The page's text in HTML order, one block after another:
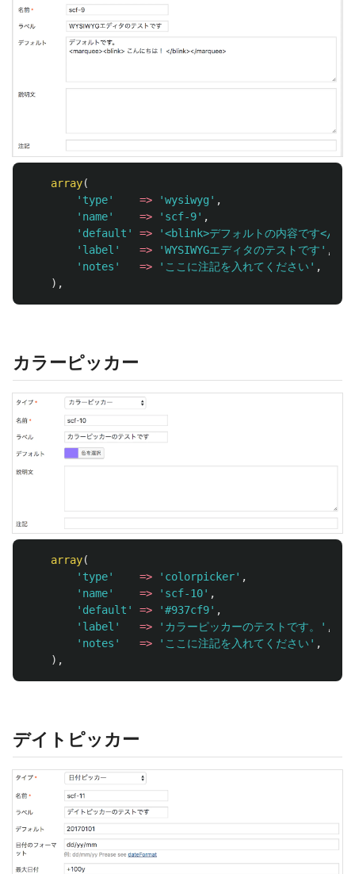
array(
'type'
=> 'wysiwyg' ,
'name'
=> 'scf-9' ,
'default'
=>
'<blink>デフォルトの内容です</
'label'
=> 'WYSIWYGエディタのテストです' ,
'notes'
=> 'ここに注記を入れてください' ,
),
カラーピッカー
array(
'type'
=> 'colorpicker' ,
'name'
=> 'scf-10' ,
'default'
=> '#937cf9' ,
'label'
=> 'カラーピッカーのテストです。' ,
'notes'
=> 'ここに注記を入れてください' ,
),
デイトピッカー